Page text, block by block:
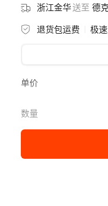
浙江金华送至 德
退货包运费 极
单价
数量